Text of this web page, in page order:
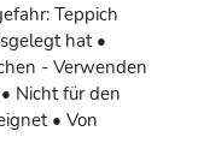
Teppich
hat •
- Verwenden
Nicht für den
• Von